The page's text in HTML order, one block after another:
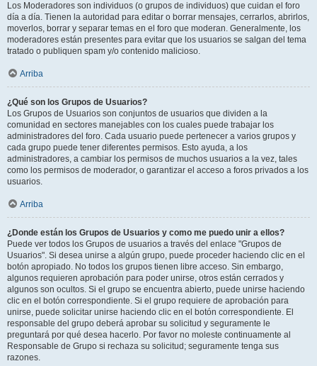
Los Moderadores son individuos (o grupos de individuos) que cuidan el foro
día a día. Tienen la autoridad para editar o borrar mensajes, cerrarlos, abrirlos,
moverlos, borrar y separar temas en el foro que moderan. Generalmente, los
moderadores están presentes para evitar que los usuarios se salgan del tema
tratado o publiquen spam y/o contenido malicioso.
Arriba
¿Qué son los Grupos de Usuarios?
Los Grupos de Usuarios son conjuntos de usuarios que dividen a la
comunidad en sectores manejables con los cuales puede trabajar los
administradores del foro. Cada usuario puede pertenecer a varios grupos y
cada grupo puede tener diferentes permisos. Esto ayuda, a los
administradores, a cambiar los permisos de muchos usuarios a la vez, tales
como los permisos de moderador, o garantizar el acceso a foros privados a los
usuarios.
Arriba
¿Donde están los Grupos de Usuarios y como me puedo unir a ellos?
Puede ver todos los Grupos de usuarios a través del enlace "Grupos de
Usuarios". Si desea unirse a algún grupo, puede proceder haciendo clic en el
botón apropiado. No todos los grupos tienen libre acceso. Sin embargo,
algunos requieren aprobación para poder unirse, otros están cerrados y
algunos son ocultos. Si el grupo se encuentra abierto, puede unirse haciendo
clic en el botón correspondiente. Si el grupo requiere de aprobación para
unirse, puede solicitar unirse haciendo clic en el botón correspondiente. El
responsable del grupo deberá aprobar su solicitud y seguramente le
preguntará por qué desea hacerlo. Por favor no moleste continuamente al
Responsable de Grupo si rechaza su solicitud; seguramente tenga sus
razones.